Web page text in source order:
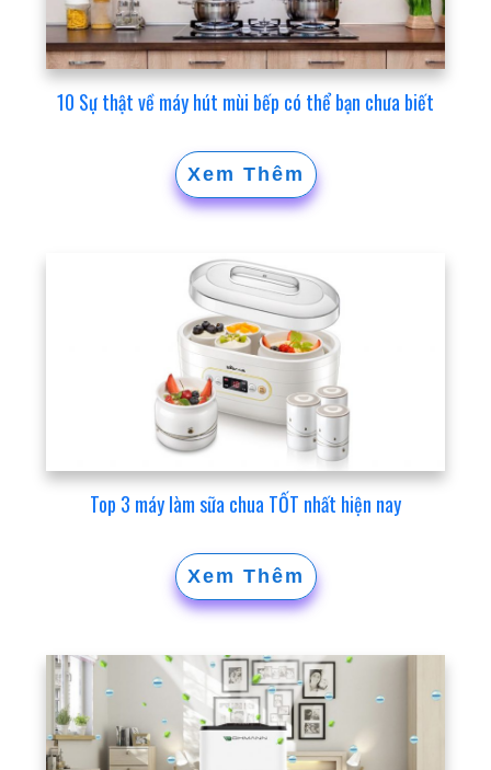
10 Sự thật về máy hút mùi bếp có thể bạn chưa biết
Xem Thêm
Top 3 máy làm sữa chua TỐT nhất hiện nay
Xem Thêm